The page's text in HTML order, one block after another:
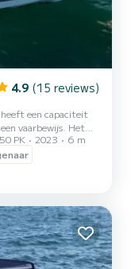
4.9 (15 reviews)
een capaciteit
vaarbewijs. Het
het is de
te beoefenen
je alle soorten
PK 2023
6 m